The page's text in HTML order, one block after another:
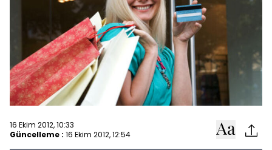
16 Ekim 2012, 10:33
Güncelleme : 16 Ekim 2012, 12:54